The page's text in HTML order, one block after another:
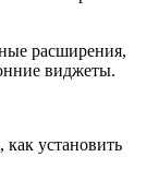
расширения,
виджеты.
установить